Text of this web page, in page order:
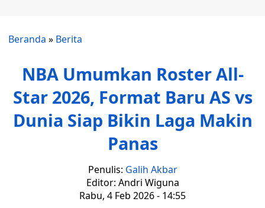
Beranda » Berita
NBA Umumkan Roster All-
Star 2026, Format Baru AS vs
Dunia Siap Bikin Laga Makin
Panas
Penulis: Galih Akbar
Editor: Andri Wiguna
Rabu, 4 Feb 2026 - 14:55